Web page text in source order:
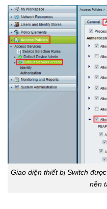
Giao diện thiết bị Switch
nền